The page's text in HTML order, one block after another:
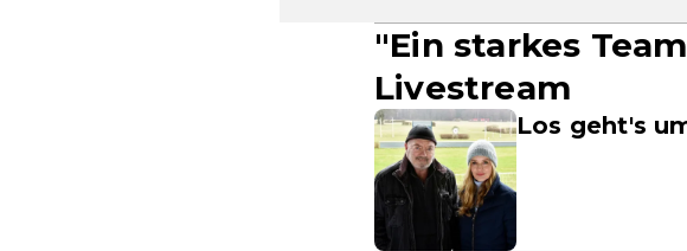
"Ein starkes
Livestream
Los geht's